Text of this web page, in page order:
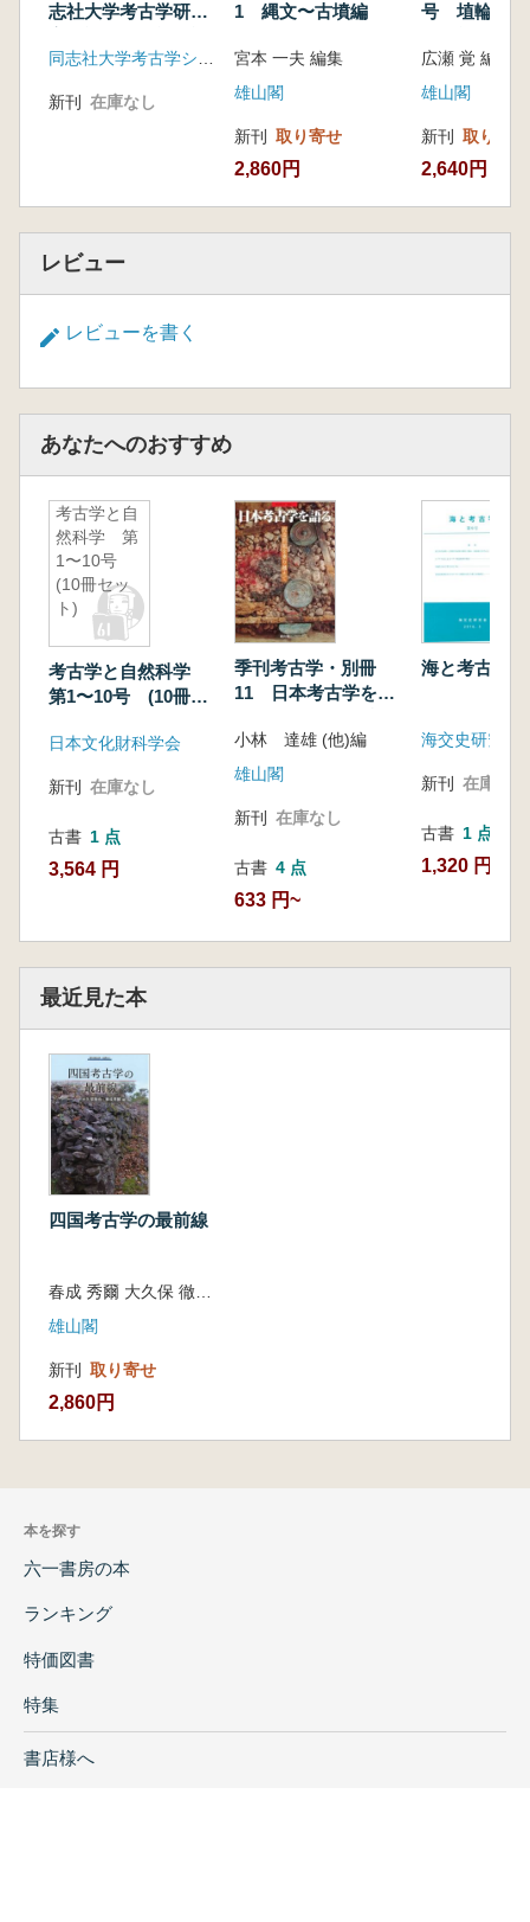
墳丘墓から古墳へ(大久保徹也)
鶴尾4号墳と箸墓古墳(春成秀爾)
前方後円墳の築造動向(大久保徹也)
西四国・西部瀬戸内の前期古墳(山内英樹)
東部瀬戸内沿岸の前方後円墳(岸本道昭)
四国の石棺(高上 拓)
四国の中期古墳動態(栗林誠治)
横穴式石室の導入(松本和彦)
最古の地方官衙―久米官衙遺跡群―(橋本雄一)
飛鳥・奈良時代における在地寺院の造営(岡本
治代)
国分二寺造営と以後の古代寺院(渡邊 誠)
志社大学考古学研究
集
同志社大学考古学シリーズ刊行会
新刊 在庫なし
1 縄文〜古墳編
宮本 一夫 編集
雄山閣
新刊 取り寄せ
2,860円
号 埴輪から
広瀬 覚 編集
雄山閣
新刊 取り寄せ
2,640円
レビュー
レビューを書く
あなたへのおすすめ
考古学と自
然科学 第
1〜10号
(10冊セッ
ト)
考古学と自然科学
第1〜10号 (10冊セ
日本文化財科学会
新刊 在庫なし
古書 1 点
3,564 円
季刊考古学・別冊
11 日本考古学を語
越えて
小林 達雄 (他)編
雄山閣
新刊 在庫なし
古書 4 点
633 円~
海と考古学
海交史研究会
新刊 在庫なし
古書 1 点
1,320 円
最近見た本
四国考古学の最前線
雄山閣
新刊 取り寄せ
2,860円
本を探す
六一書房の本
ランキング
特価図書
特集
書店様へ